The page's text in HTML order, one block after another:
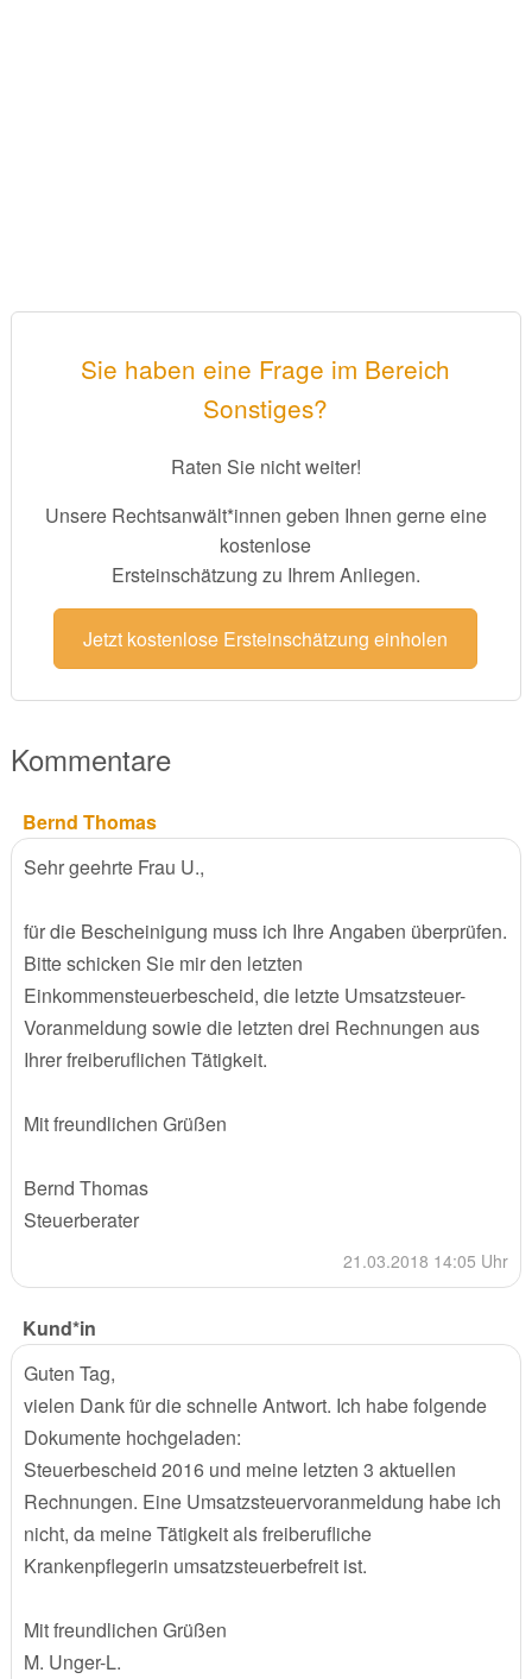
Sie haben eine Frage im Bereich
Sonstiges?
Raten Sie nicht weiter!
Unsere Rechtsanwält*innen geben Ihnen gerne eine
kostenlose
Ersteinschätzung zu Ihrem Anliegen.
Jetzt kostenlose Ersteinschätzung einholen
Kommentare
Bernd Thomas
Sehr geehrte Frau U.,
für die Bescheinigung muss ich Ihre Angaben überprüfen.
Bitte schicken Sie mir den letzten
Einkommensteuerbescheid, die letzte Umsatzsteuer-
Voranmeldung sowie die letzten drei Rechnungen aus
Ihrer freiberuflichen Tätigkeit.
Mit freundlichen Grüßen
Bernd Thomas
Steuerberater
21.03.2018 14:05 Uhr
Kund*in
Guten Tag,
vielen Dank für die schnelle Antwort. Ich habe folgende
Dokumente hochgeladen:
Steuerbescheid 2016 und meine letzten 3 aktuellen
Rechnungen. Eine Umsatzsteuervoranmeldung habe ich
nicht, da meine Tätigkeit als freiberufliche
Krankenpflegerin umsatzsteuerbefreit ist.
Mit freundlichen Grüßen
M. Unger-L.